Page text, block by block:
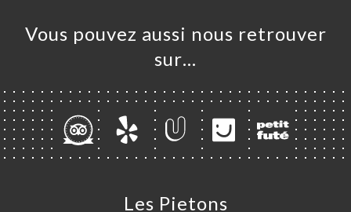
Vous pouvez aussi nous retrouver
sur…
Les Pietons